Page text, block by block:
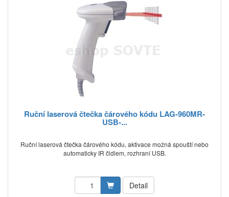
Ruční laserová čtečka čárového kódu LAG-960MR-
USB-...
Ruční laserová čtečka čárového kódu, aktivace možná spouští nebo
automaticky IR čidlem, rozhraní USB.
Detail